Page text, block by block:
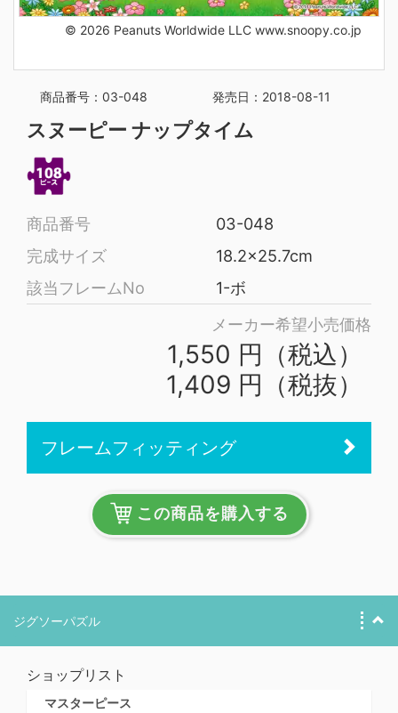
© 2026 Peanuts Worldwide LLC www.snoopy.co.jp
商品番号：03-048 発売日：2018-08-11
スヌーピー ナップタイム
商品番号
03-048
完成サイズ
18.2x25.7cm
該当フレームNo
1-ボ
メーカー希望小売価格
1,550 円（税込）
1,409 円（税抜）
フレームフィッティング
この商品を購入する
ジグソーパズル
ショップリスト
マスターピース